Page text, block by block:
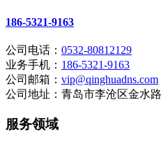
186-5321-9163
公司电话： 0532-80812129
业务手机： 186-5321-9163
公司邮箱： vip@qinghuadns.com
公司地址：青岛市李沧区金水
服务领域